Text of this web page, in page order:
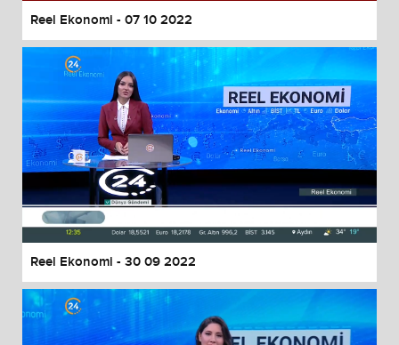
Reel Ekonomi - 07 10 2022
Reel Ekonomi - 30 09 2022